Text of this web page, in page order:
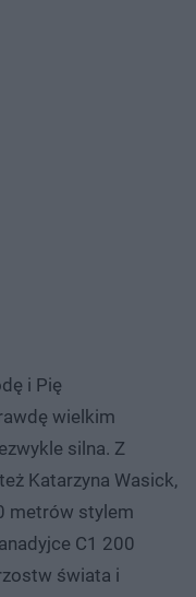
i Pię
wielkim
silna. Z
Katarzyna Wasick,
metrów stylem
C1 200
świata i